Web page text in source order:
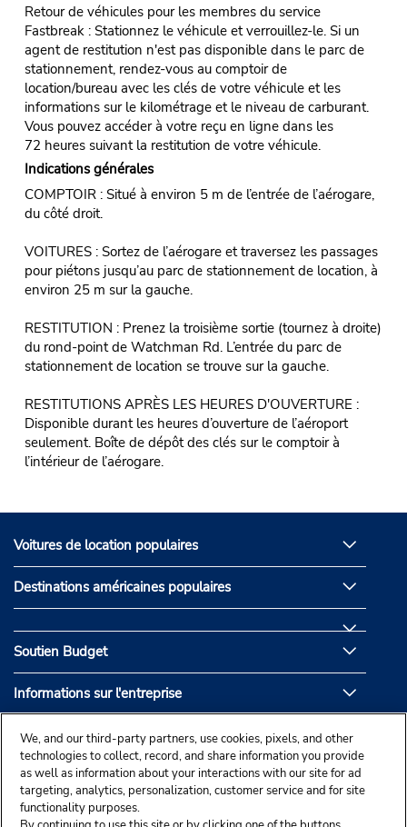
Retour de véhicules pour les membres du service
Fastbreak : Stationnez le véhicule et verrouillez-le. Si un
agent de restitution n'est pas disponible dans le parc de
stationnement, rendez-vous au comptoir de
location/bureau avec les clés de votre véhicule et les
informations sur le kilométrage et le niveau de carburant.
Vous pouvez accéder à votre reçu en ligne dans les
72 heures suivant la restitution de votre véhicule.
Indications générales
COMPTOIR : Situé à environ 5 m de l’entrée de l’aérogare,
du côté droit.
VOITURES : Sortez de l’aérogare et traversez les passages
pour piétons jusqu’au parc de stationnement de location, à
environ 25 m sur la gauche.
RESTITUTION : Prenez la troisième sortie (tournez à droite)
du rond-point de Watchman Rd. L’entrée du parc de
stationnement de location se trouve sur la gauche.
RESTITUTIONS APRÈS LES HEURES D'OUVERTURE :
Disponible durant les heures d’ouverture de l’aéroport
seulement. Boîte de dépôt des clés sur le comptoir à
l’intérieur de l’aérogare.
Voitures de location populaires
Destinations américaines populaires
Soutien Budget
Informations sur l'entreprise
Partenaires de Budget
We, and our third-party partners, use cookies, pixels, and other
technologies to collect, record, and share information you provide
as well as information about your interactions with our site for ad
targeting, analytics, personalization, customer service and for site
functionality purposes.